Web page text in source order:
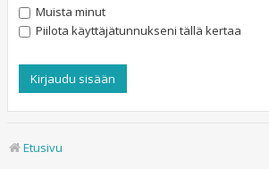
Muista minut
Piilota käyttäjätunnukseni tällä kertaa
Etusivu